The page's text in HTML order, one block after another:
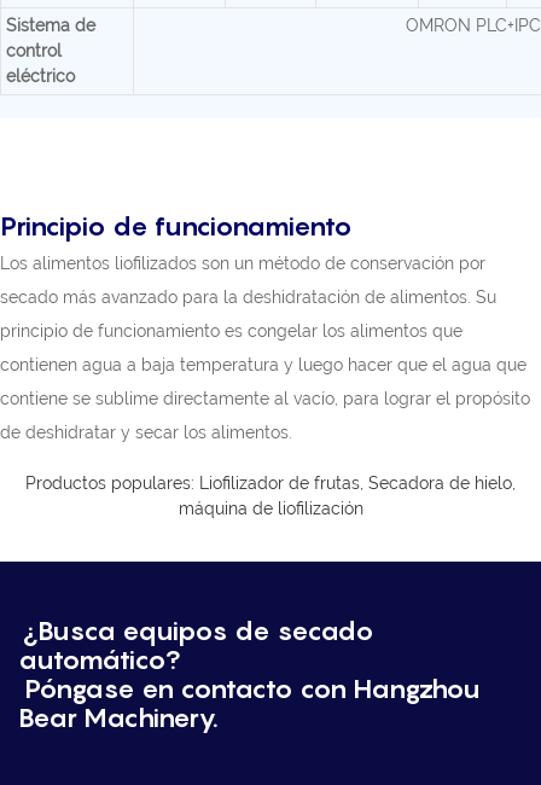
Sistema de
control
eléctrico
OMRON
Principio de funcionamiento
Los alimentos liofilizados son un método de conservación por
secado más avanzado para la deshidratación de alimentos. Su
principio de funcionamiento es congelar los alimentos que
contienen agua a baja temperatura y luego hacer que el agua que
contiene se sublime directamente al vacío, para lograr el propósito
de deshidratar y secar los alimentos.
Productos populares: Liofilizador de frutas, Secadora de hielo,
máquina de liofilización
¿Busca equipos de secado
automático?
Póngase en contacto con Hangzhou
Bear Machinery.